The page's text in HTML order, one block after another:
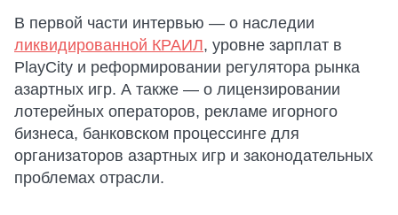
В первой части интервью — о наследии
ликвидированной КРАИЛ, уровне зарплат в
PlayCity и реформировании регулятора рынка
азартных игр. А также — о лицензировании
лотерейных операторов, рекламе игорного
бизнеса, банковском процессинге для
организаторов азартных игр и законодательных
проблемах отрасли.